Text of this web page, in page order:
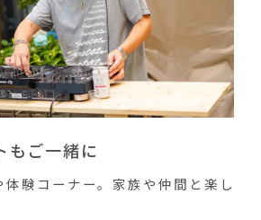
もご一緒に
験コーナー。家族や仲間と楽し